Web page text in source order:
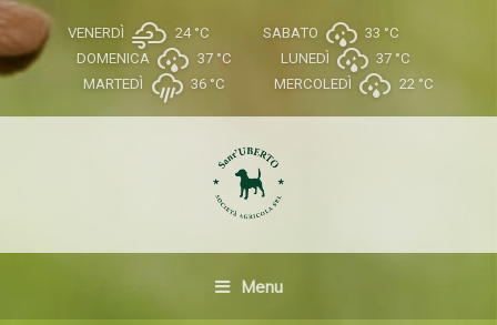
VENERDÌ 24 °C SABATO 33 °C
DOMENICA
37 °C LUNEDÌ 37 °C
MARTEDÌ
36 °C MERCOLEDÌ 22 °C
Menu